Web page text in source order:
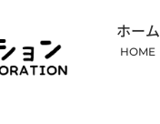
ホーム
HOME